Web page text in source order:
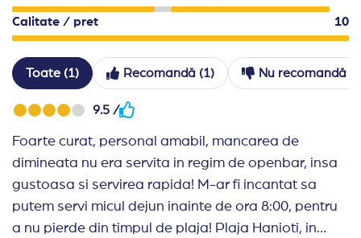
Calitate / pret 10
Toate (1) Recomandă (1) Nu recomandă
9.5 /
Foarte curat, personal amabil, mancarea de
dimineata nu era servita in regim de openbar, insa
gustoasa si servirea rapida! M-ar fi incantat sa
putem servi micul dejun inainte de ora 8:00, pentru
a nu pierde din timpul de plaja! Plaja Hanioti, in